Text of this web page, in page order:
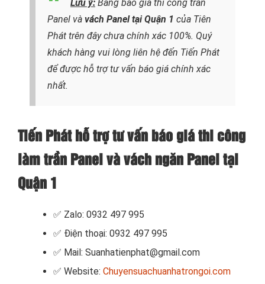
Lưu ý: Bảng báo giá thi công trần
Panel và vách Panel tại Quận 1 của Tiên
Phát trên đây chưa chính xác 100%. Quý
khách hàng vui lòng liên hệ đến Tiến Phát
để được hỗ trợ tư vấn báo giá chính xác
nhất.
Tiến Phát hỗ trợ tư vấn báo giá thi công
làm trần Panel và vách ngăn Panel tại
Quận 1
✅ Zalo: 0932 497 995
✅ Điện thoại: 0932 497 995
✅ Mail: Suanhatienphat@gmail.com
✅ Website: Chuyensuachuanhatrongoi.com